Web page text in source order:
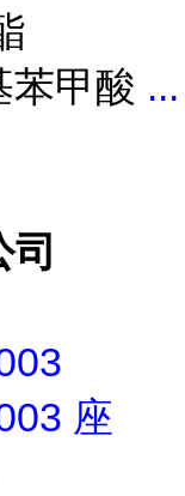
苯甲酸 ...
座